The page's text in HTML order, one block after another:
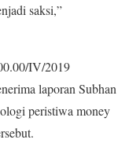
saksi,”
IV/2019
laporan Subhan
peristiwa money